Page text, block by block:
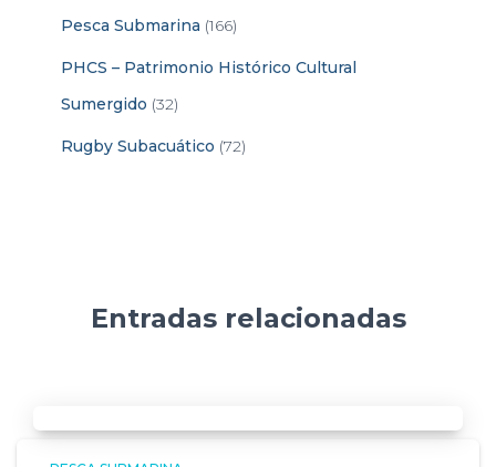
Pesca Submarina (166)
PHCS – Patrimonio Histórico Cultural
Sumergido (32)
Rugby Subacuático (72)
Entradas relacionadas